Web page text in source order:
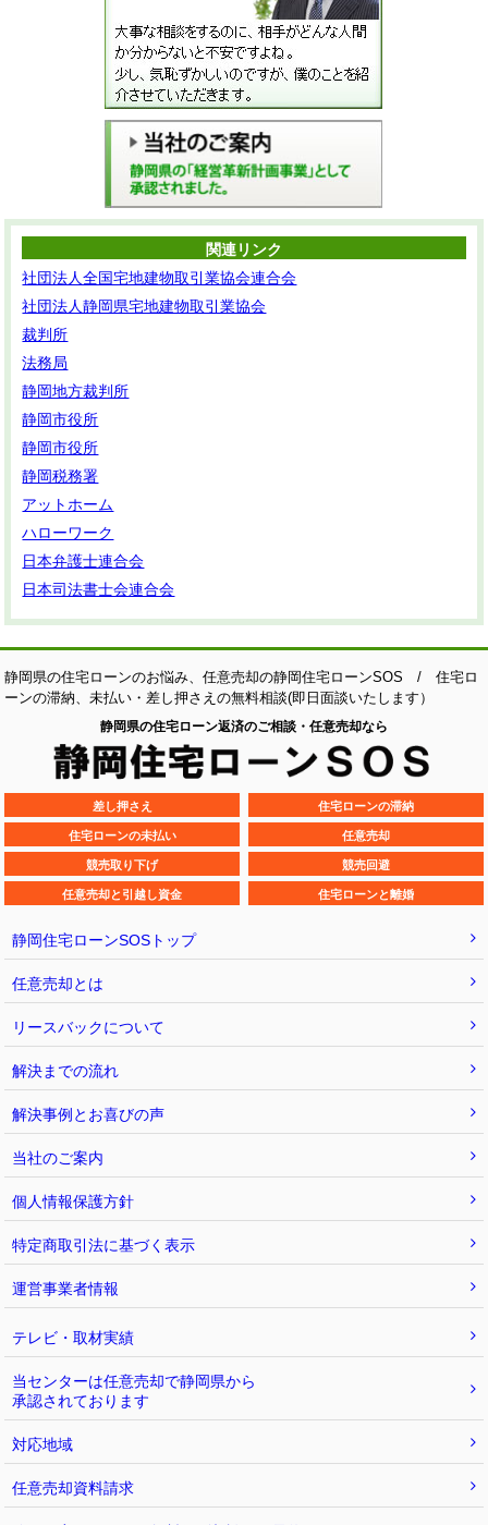
関連リンク
社団法人全国宅地建物取引業協会連合会
社団法人静岡県宅地建物取引業協会
裁判所
法務局
静岡地方裁判所
静岡市役所
静岡市役所
静岡税務署
アットホーム
ハローワーク
日本弁護士連合会
日本司法書士会連合会
静岡県の住宅ローンのお悩み、任意売却の静岡住宅ローンSOS / 住宅ロ
ーンの滞納、未払い・差し押さえの無料相談(即日面談いたします）
静岡県の住宅ローン返済のご相談・任意売却なら
住宅ローンの滞納
差し押さえ
任意売却
住宅ローンの未払い
競売回避
競売取り下げ
住宅ローンと離婚
任意売却と引越し資金
静岡住宅ローンSOSトップ
任意売却とは
リースバックについて
解決までの流れ
解決事例とお喜びの声
当社のご案内
個人情報保護方針
特定商取引法に基づく表示
運営事業者情報
テレビ・取材実績
当センターは任意売却で静岡県から
承認されております
対応地域
任意売却資料請求